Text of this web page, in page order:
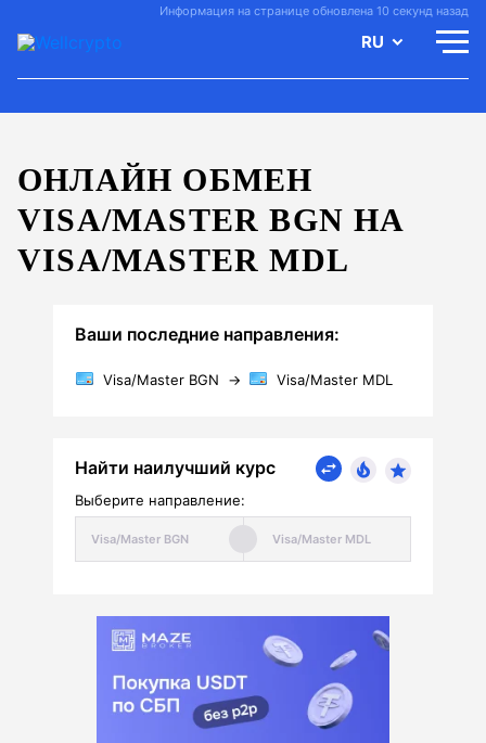
Информация на странице обновлена 10 секунд назад
RU
ОНЛАЙН ОБМЕН
VISA/MASTER BGN НА
VISA/MASTER MDL
Ваши последние направления:
Visa/Master BGN → Visa/Master MDL
Найти наилучший курс
Выберите направление: